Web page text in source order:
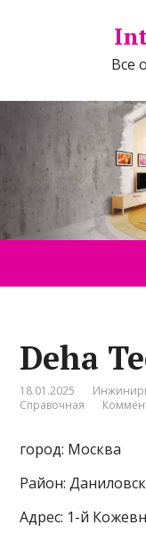
Все
Deha
18.01.2025
Справочная
город: Москва
Район:
Адрес: 1-й